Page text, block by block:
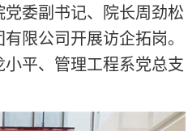
委副书记、院长周劲松
限公司开展访企拓岗。
平、管理工程系党总支